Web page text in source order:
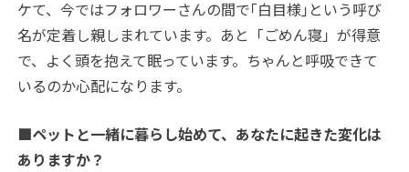
ケて、今ではフォロワーさんの間で｢白目様｣という呼び
名が定着し親しまれています。あと「ごめん寝」が得意
で、よく頭を抱えて眠っています。ちゃんと呼吸できて
いるのか心配になります。
■ペットと一緒に暮らし始めて、あなたに起きた変化は
ありますか？